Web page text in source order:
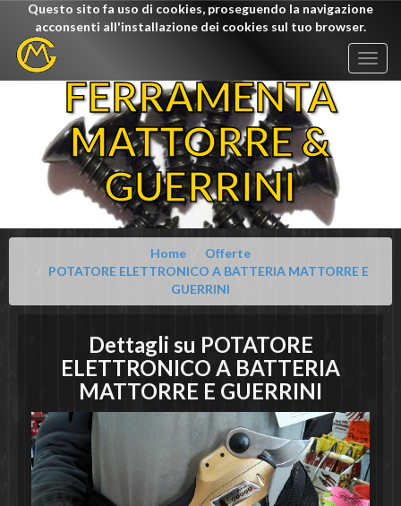
Questo sito fa uso di cookies, proseguendo la navigazione
acconsenti all'installazione dei cookies sul tuo browser.
FERRAMENTA
MATTORRE &
GUERRINI
Home
Offerte
POTATORE ELETTRONICO A BATTERIA MATTORRE E
GUERRINI
Dettagli su POTATORE
ELETTRONICO A BATTERIA
MATTORRE E GUERRINI